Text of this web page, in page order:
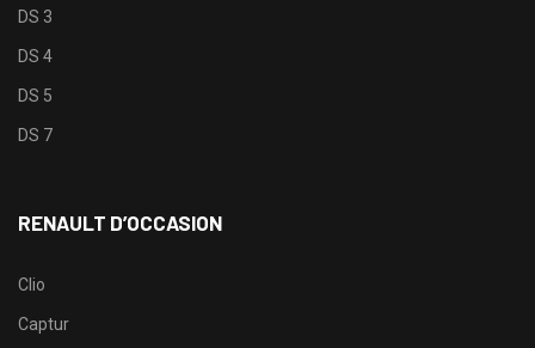
DS 3
DS 4
DS 5
DS 7
RENAULT D’OCCASION
Clio
Captur